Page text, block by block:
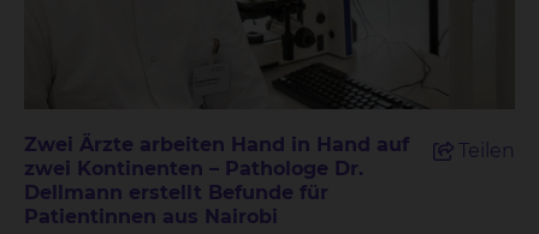
Anwendungen und bieten sowohl Patientinnen
und Patienten als auch Mitarbeitenden erhebliche
Vorteile.Ein besonderes Highlight des IDA ist die
Einführung der Liquid Biopsy, eine innovative
Methode, die es ermöglicht, durch
Blutuntersuchungen frühzeitig Hinweise auf
Krebserkrankungen zu erhalten. Zudem wird die
digitale Pathologie durch den Einsatz von
Zwei Ärzte arbeiten Hand in Hand auf
zwei Kontinenten – Pathologe Dr.
Dellmann erstellt Befunde für
Patientinnen aus Nairobi
Teilen